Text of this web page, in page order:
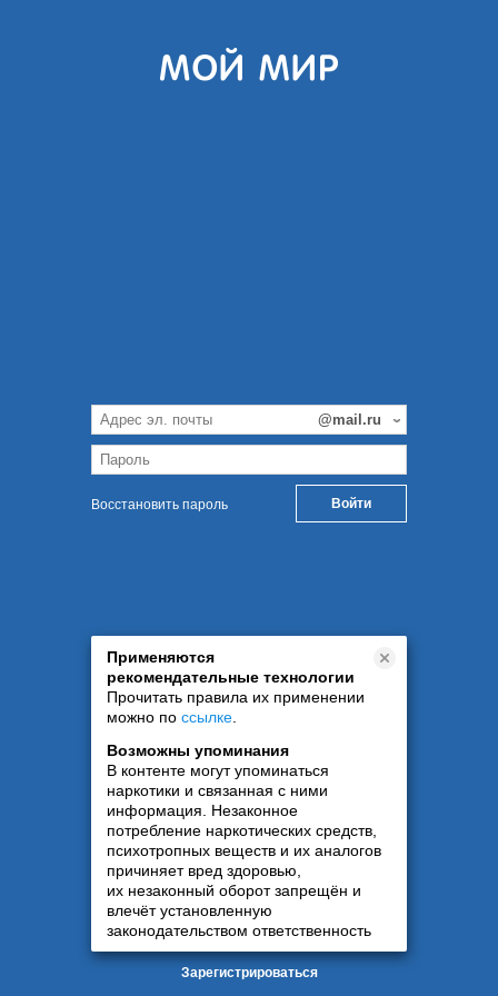
Восстановить пароль
Применяются
рекомендательные технологии
Прочитать правила их применении
можно по ссылке
Возможны упоминания
В контенте могут упоминаться
наркотики и связанная с ними
информация. Незаконное
потребление наркотических средств,
психотропных веществ и их аналогов
причиняет вред здоровью,
их незаконный оборот запрещён и
влечёт установленную
законодательством ответственность
Зарегистрироваться